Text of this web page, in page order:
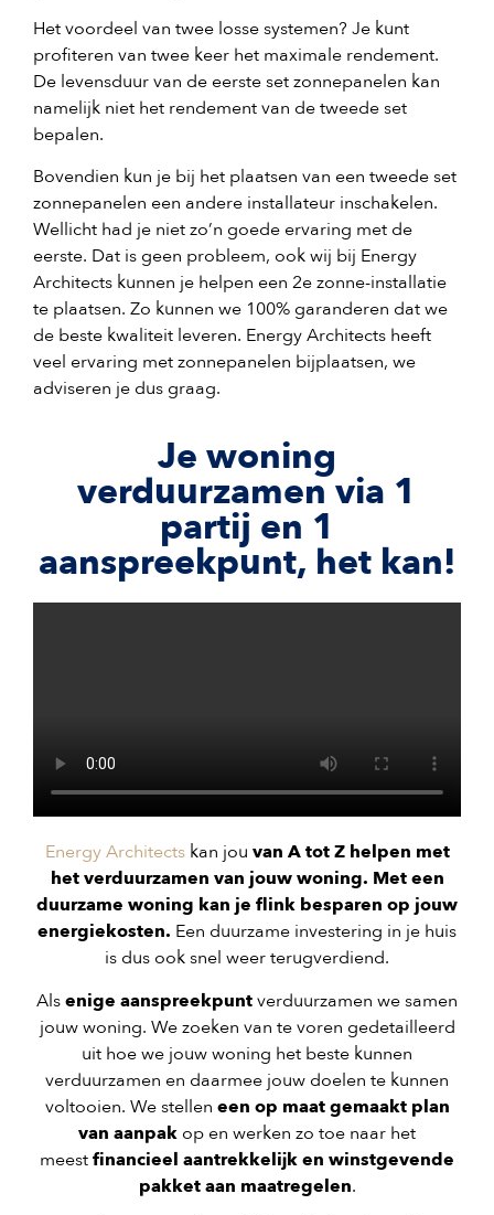
Het voordeel van twee losse systemen? Je kunt
profiteren van twee keer het maximale rendement.
De levensduur van de eerste set zonnepanelen kan
namelijk niet het rendement van de tweede set
bepalen.
Bovendien kun je bij het plaatsen van een tweede set
zonnepanelen een andere installateur inschakelen.
Wellicht had je niet zo’n goede ervaring met de
eerste. Dat is geen probleem, ook wij bij Energy
Architects kunnen je helpen een 2e zonne-installatie
te plaatsen. Zo kunnen we 100% garanderen dat we
de beste kwaliteit leveren. Energy Architects heeft
veel ervaring met zonnepanelen bijplaatsen, we
adviseren je dus graag.
Je woning
verduurzamen via 1
partij en 1
aanspreekpunt, het kan!
Energy Architectskan jou van A tot Z helpen met
het verduurzamen van jouw woning. Met een
duurzame woning kan je flink besparen op jouw
energiekosten. Een duurzame investering in je huis
is dus ook snel weer terugverdiend.
Alsenige aanspreekpuntverduurzamen we samen
jouw woning. We zoeken van te voren gedetailleerd
uit hoe we jouw woning het beste kunnen
verduurzamen en daarmee jouw doelen te kunnen
voltooien. We stellen een op maat gemaakt plan
van aanpak op en werken zo toe naar het
meestfinancieel aantrekkelijk en winstgevende
pakket aan maatregelen.